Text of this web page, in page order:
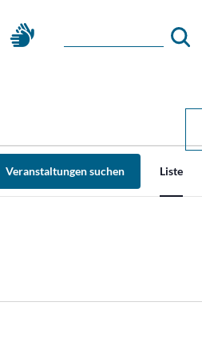
Veranstaltungen suchen Liste